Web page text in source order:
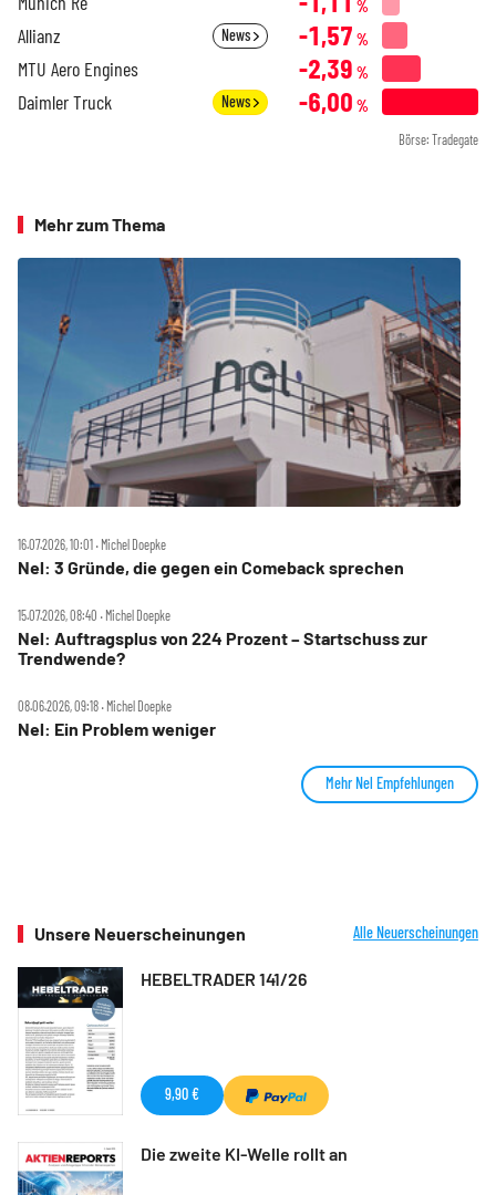
%
Allianz News -1,57 %
MTU Aero Engines -2,39 %
Daimler Truck News -6,00 %
Börse: Tradegate
Mehr zum Thema
16.07.2026, 10:01 ‧ Michel Doepke
Nel: 3 Gründe, die gegen ein Comeback sprechen
15.07.2026, 08:40 ‧ Michel Doepke
Nel: Auftragsplus von 224 Prozent – Startschuss zur
Trendwende?
08.06.2026, 09:18 ‧ Michel Doepke
Nel: Ein Problem weniger
Mehr Nel Empfehlungen
Unsere Neuerscheinungen Alle Neuerscheinungen
HEBELTRADER 141/26
9,90 €
Die zweite KI-Welle rollt an